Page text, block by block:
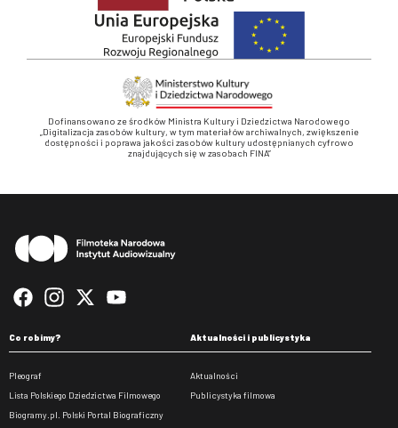
Dofinansowano ze środków Ministra Kultury i Dziedzictwa Narodowego
„Digitalizacja zasobów kultury, w tym materiałów archiwalnych, zwiększenie
dostępności i poprawa jakości zasobów kultury udostępnianych cyfrowo
znajdujących się w zasobach FINA”
Co robimy?
Pleograf
Lista Polskiego Dziedzictwa Filmowego
Biogramy.pl. Polski Portal Biograficzny
Aktualności i publicystyka
Aktualności
Publicystyka filmowa